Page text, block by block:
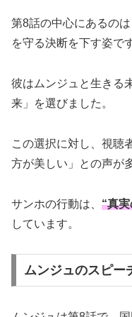
第8話の中心にあるの
を守る決断を下す姿で
彼はムンジュと生きる
来」を選びました。
この選択に対し、視聴
方が美しい」との声が
サンホの行動は、 “真
しています。
ムンジュのスピー